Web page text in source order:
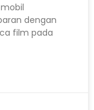
dengan
film pada